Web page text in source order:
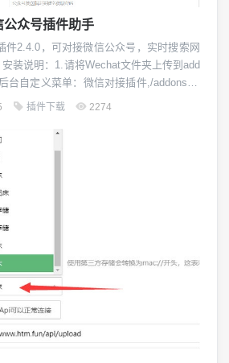
众号插件助手
件2.4.0，可对接微信公众号，实时搜索网
装说明：1.请将Wechat文件夹上传到add
台自定义菜单：微信对接插件,/addons/W
密码设置：本插件可以设置指定页面实现
插件下载 2274